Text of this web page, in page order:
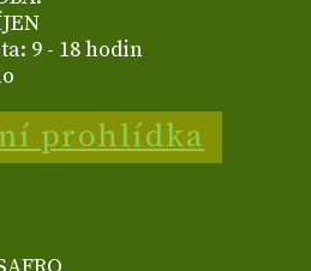
9 - 18 hodin
prohlídka